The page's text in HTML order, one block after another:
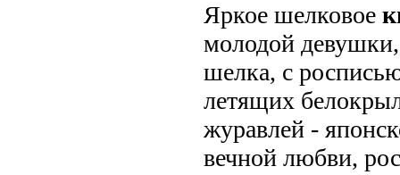
Яркое шелковое
молодой
шелка, с
летящих
журавлей -
вечной любви,